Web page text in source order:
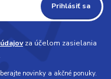
Prihlásiť sa
za účelom zasielania
novinky a akčné ponuky.